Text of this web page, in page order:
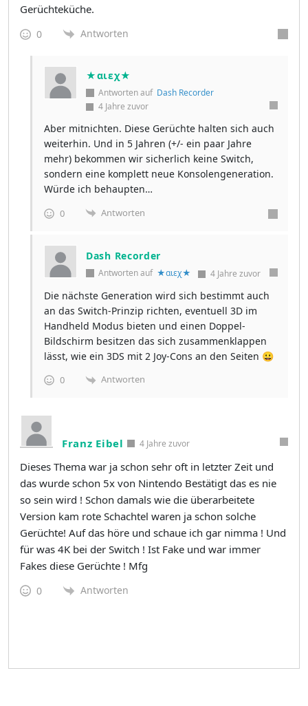
Gerüchteküche.
0 Antworten
★αιεχ★
Antworten auf Dash Recorder
4 Jahre zuvor
Aber mitnichten. Diese Gerüchte halten sich auch
weiterhin. Und in 5 Jahren (+/- ein paar Jahre
mehr) bekommen wir sicherlich keine Switch,
sondern eine komplett neue Konsolengeneration.
Würde ich behaupten…
0 Antworten
Dash Recorder
Antworten auf ★αιεχ★ 4 Jahre zuvor
Die nächste Generation wird sich bestimmt auch
an das Switch-Prinzip richten, eventuell 3D im
Handheld Modus bieten und einen Doppel-
Bildschirm besitzen das sich zusammenklappen
lässt, wie ein 3DS mit 2 Joy-Cons an den Seiten 😀
0 Antworten
Franz Eibel 4 Jahre zuvor
Dieses Thema war ja schon sehr oft in letzter Zeit und
das wurde schon 5x von Nintendo Bestätigt das es nie
so sein wird ! Schon damals wie die überarbeitete
Version kam rote Schachtel waren ja schon solche
Gerüchte! Auf das höre und schaue ich gar nimma ! Und
für was 4K bei der Switch ! Ist Fake und war immer
Fakes diese Gerüchte ! Mfg
0 Antworten